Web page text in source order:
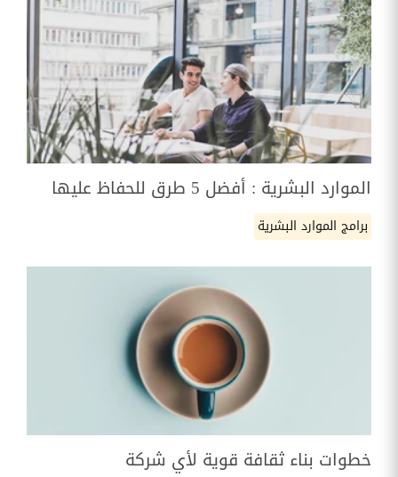
الموارد البشرية : أفضل 5 طرق للحفاظ عليها
برامج الموارد البشرية
خطوات بناء ثقافة قوية لأي شركة